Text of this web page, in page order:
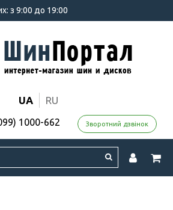
з 9:00 до 19:00
UA RU
1000-662 Зворотний дзвінок